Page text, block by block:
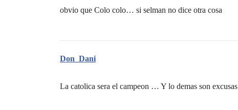
obvio que Colo colo… si selman no dice otra cosa
Don_Dani
La catolica sera el campeon … Y lo demas son excusas